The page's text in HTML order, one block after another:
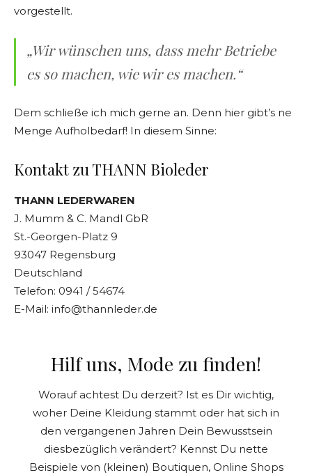
vorgestellt.
„Wir wünschen uns, dass mehr Betriebe
es so machen, wie wir es machen.“
Dem schließe ich mich gerne an. Denn hier gibt’s ne
Menge Aufholbedarf! In diesem Sinne:
Kontakt zu THANN Bioleder
THANN LEDERWAREN
J. Mumm & C. Mandl GbR
St.-Georgen-Platz 9
93047 Regensburg
Deutschland
Telefon: 0941 / 54674
E-Mail: info@thannleder.de
Hilf uns, Mode zu finden!
Worauf achtest Du derzeit? Ist es Dir wichtig,
woher Deine Kleidung stammt oder hat sich in
den vergangenen Jahren Dein Bewusstsein
diesbezüglich verändert? Kennst Du nette
Beispiele von (kleinen) Boutiquen, Online Shops